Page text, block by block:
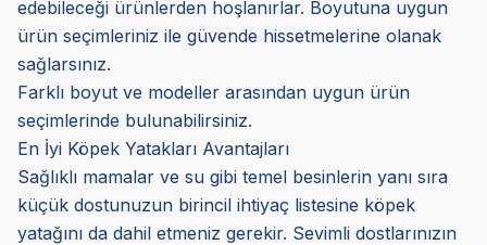
edebileceği ürünlerden hoşlanırlar. Boyutuna uygun
ürün seçimleriniz ile güvende hissetmelerine olanak
sağlarsınız.
Farklı boyut ve modeller arasından uygun ürün
seçimlerinde bulunabilirsiniz.
En İyi Köpek Yatakları Avantajları
Sağlıklı mamalar ve su gibi temel besinlerin yanı sıra
küçük dostunuzun birincil ihtiyaç listesine köpek
yatağını da dahil etmeniz gerekir. Sevimli dostlarınızın